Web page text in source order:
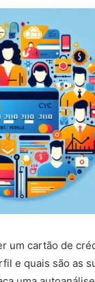
um cartão de
e quais são as